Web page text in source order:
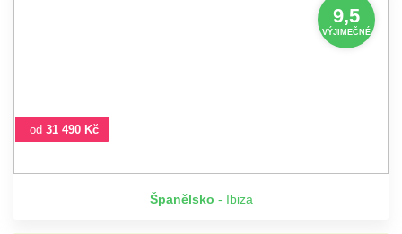
od 31 490 Kč
9,5
VÝJIMEČNÉ
Španělsko - Ibiza